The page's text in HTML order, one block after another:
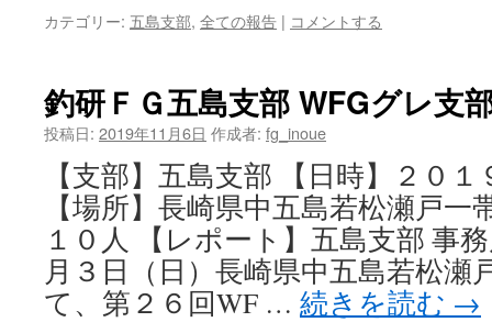
カテゴリー: 五島支部, 全ての報告 | コメントする
釣研ＦＧ五島支部 WFGグレ支
投稿日: 2019年11月6日 作成者: fg_inoue
【支部】五島支部 【日時】２０
【場所】長崎県中五島若松瀬戸一
１０人 【レポート】五島支部 事
月３日（日）長崎県中五島若松瀬
て、第２６回WF … 続きを読む →